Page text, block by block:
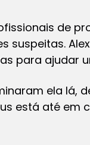
de
para ajudar
ela lá,
está até em